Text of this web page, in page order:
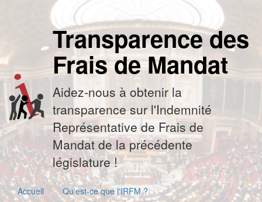
Transparence des
Frais de Mandat
Aidez-nous à obtenir la
transparence sur l'Indemnité
Représentative de Frais de
Mandat de la précédente
législature !
Accueil
Qu'est-ce que l'IRFM ?